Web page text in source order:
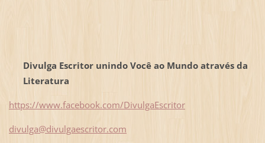
Divulga Escritor unindo Você ao Mundo através da
Literatura
https://www.facebook.com/DivulgaEscritor
divulga@divulgaescritor.com